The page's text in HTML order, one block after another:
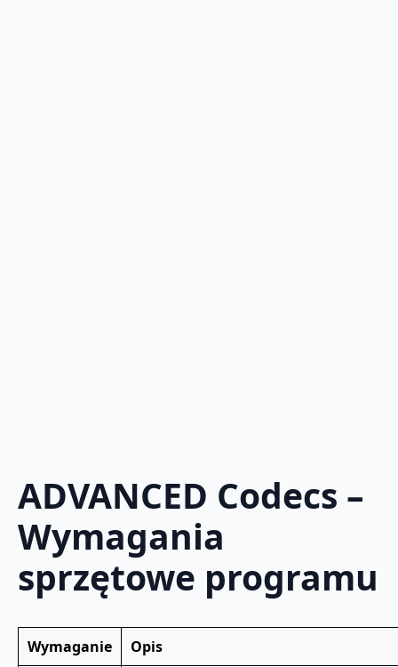
ADVANCED Codecs –
Wymagania
sprzętowe programu
Wymaganie
Opis